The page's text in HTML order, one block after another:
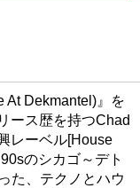
At Dekmantel)』を
ース歴を持つChad
レーベル[House
のシカゴ～デト
た、テクノとハウ